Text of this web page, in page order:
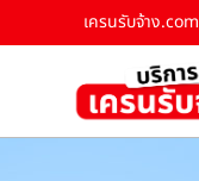
เครนรับจ้าง.com